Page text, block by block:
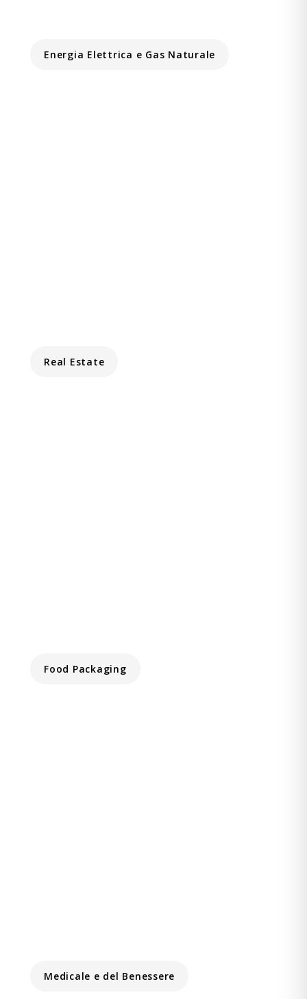
Energia Elettrica e Gas Naturale
Real Estate
Food Packaging
Medicale e del Benessere